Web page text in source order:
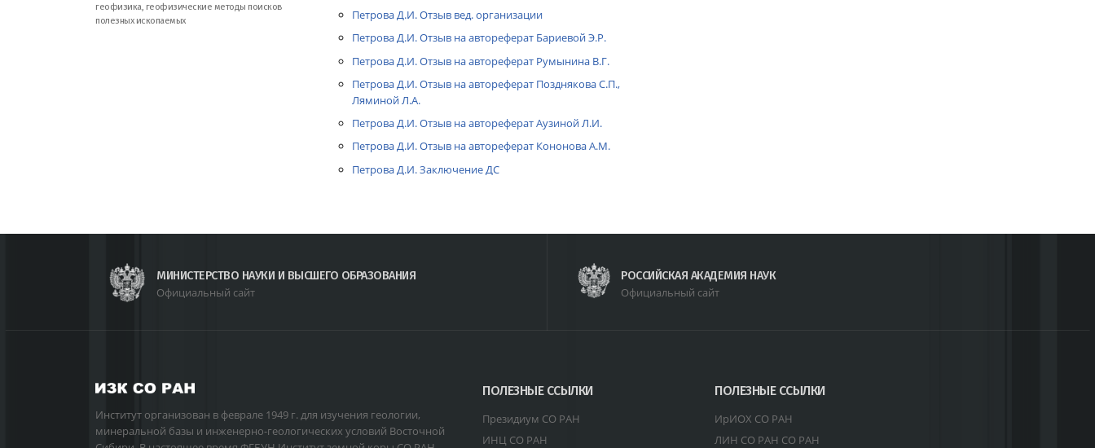
геофизика, геофизические методы поисков
полезных ископаемых
Петрова Д.И. Отзыв вед. организации
Петрова Д.И. Отзыв на автореферат Бариевой Э.Р.
Петрова Д.И. Отзыв на автореферат Румынина В.Г.
Петрова Д.И. Отзыв на автореферат Позднякова С.П.,
Ляминой Л.А.
Петрова Д.И. Отзыв на автореферат Аузиной Л.И.
Петрова Д.И. Отзыв на автореферат Кононова А.М.
Петрова Д.И. Заключение ДС
МИНИСТЕРСТВО НАУКИ И ВЫСШЕГО ОБРАЗОВАНИЯ
Официальный сайт
РОССИЙСКАЯ АКАДЕМИЯ НАУК
Официальный сайт
Институт организован в феврале 1949 г. для изучения геологии,
минеральной базы и инженерно-геологических условий Восточной
ПОЛЕЗНЫЕ ССЫЛКИ
Президиум СО РАН
ИНЦ СО РАН
ПОЛЕЗНЫЕ ССЫЛКИ
ИрИОХ СО РАН
ЛИН СО РАН СО РАН